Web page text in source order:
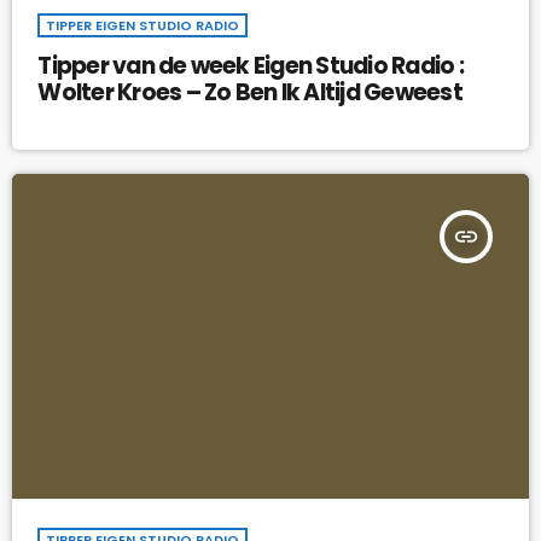
TIPPER EIGEN STUDIO RADIO
Tipper van de week Eigen Studio Radio :
Wolter Kroes – Zo Ben Ik Altijd Geweest
insert_link